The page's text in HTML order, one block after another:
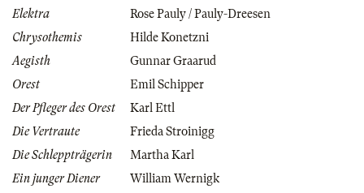
Elektra
Rose Pauly / Pauly-Dreesen
Chrysothemis
Hilde Konetzni
Aegisth
Gunnar Graarud
Orest
Emil Schipper
Der Pfleger des Orest
Karl Ettl
Die Vertraute
Frieda Stroinigg
Die Schleppträgerin
Martha Karl
Ein junger Diener
William Wernigk